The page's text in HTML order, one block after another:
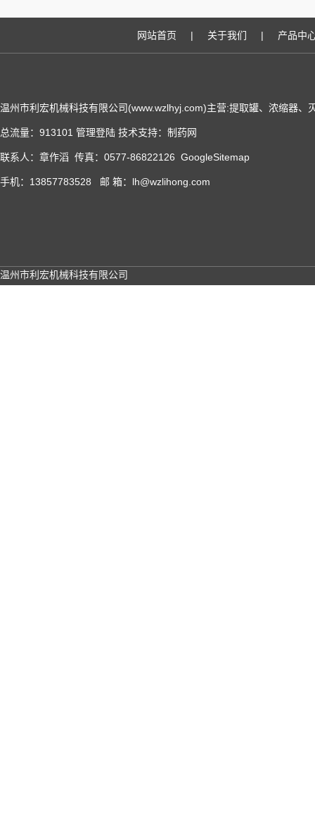
网站首页 | 关于我们 | 产品中
温州市利宏机械科技有限公司(www.wzlhyj.com)主营:提取罐、浓缩器、
总流量：913101 管理登陆 技术支持： 制药网
联系人：章作滔 传真：0577-86822126 GoogleSitemap
手机：13857783528 邮 箱：lh@wzlihong.com
温州市利宏机械科技有限公司